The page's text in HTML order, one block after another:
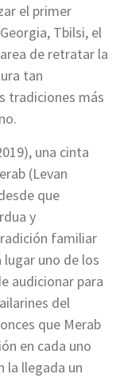
el primer
Tbilsi, el
de retratar la
tan
tradiciones más
una cinta
(Levan
que
y
familiar
uno de los
audicionar para
del
que Merab
en cada uno
la llegada un